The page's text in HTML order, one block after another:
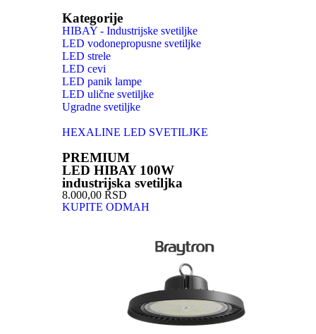
Kategorije
HIBAY - Industrijske svetiljke
LED vodonepropusne svetiljke
LED strele
LED cevi
LED panik lampe
LED ulične svetiljke
Ugradne svetiljke
HEXALINE LED SVETILJKE
PREMIUM
LED HIBAY 100W
industrijska svetiljka
8.000,00 RSD
KUPITE ODMAH